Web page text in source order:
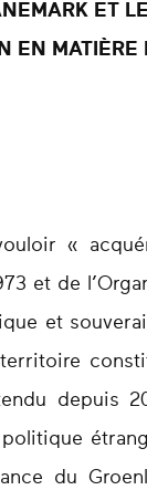
ET LE
EN MATIÈRE
«
et de
et
depuis
du